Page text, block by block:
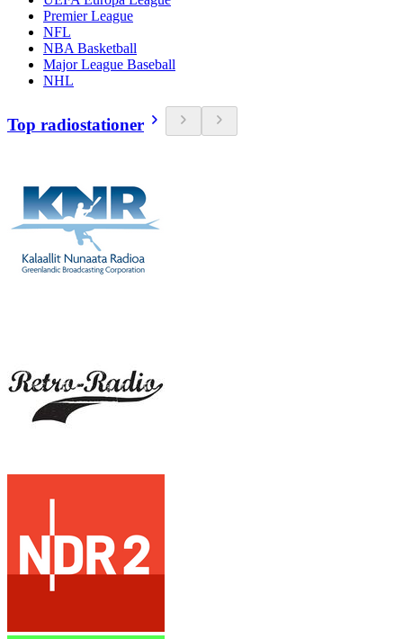
Premier League
NFL
NBA Basketball
Major League Baseball
NHL
Top radiostationer